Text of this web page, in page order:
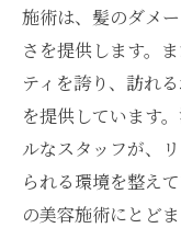
施術は、髪のダメ
さを提供します。
ティを誇り、訪れ
を提供しています
ルなスタッフが、
られる環境を整え
の美容施術にとど